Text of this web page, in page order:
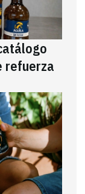
refuerza